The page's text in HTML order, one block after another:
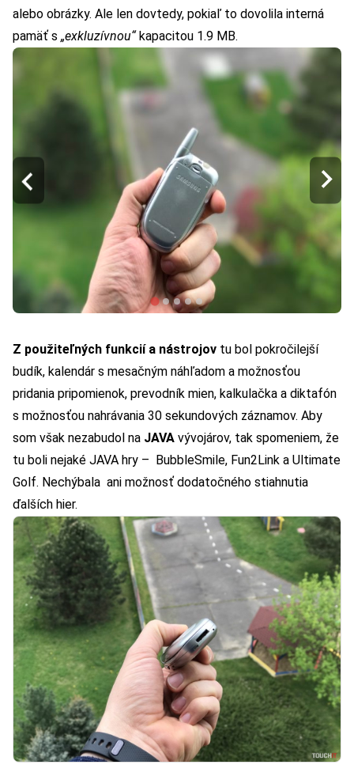
alebo obrázky. Ale len dovtedy, pokiaľ to dovolila interná
pamäť s „exkluzívnou“kapacitou 1.9 MB.
Z použiteľných funkcií a nástrojov tu bol pokročilejší
budík, kalendár s mesačným náhľadom a možnosťou
pridania pripomienok, prevodník mien, kalkulačka a diktafón
s možnosťou nahrávania 30 sekundových záznamov. Aby
som však nezabudol na JAVA vývojárov, tak spomeniem, že
tu boli nejaké JAVA hry – BubbleSmile, Fun2Link a Ultimate
Golf. Nechýbala ani možnosť dodatočného stiahnutia
ďalších hier.